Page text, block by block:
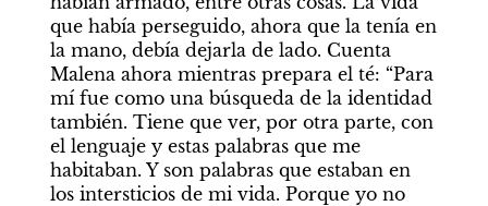
que había perseguido, ahora que la tenía en
la mano, debía dejarla de lado. Cuenta
Malena ahora mientras prepara el té: “Para
mí fue como una búsqueda de la identidad
también. Tiene que ver, por otra parte, con
el lenguaje y estas palabras que me
habitaban. Y son palabras que estaban en
los intersticios de mi vida. Porque yo no